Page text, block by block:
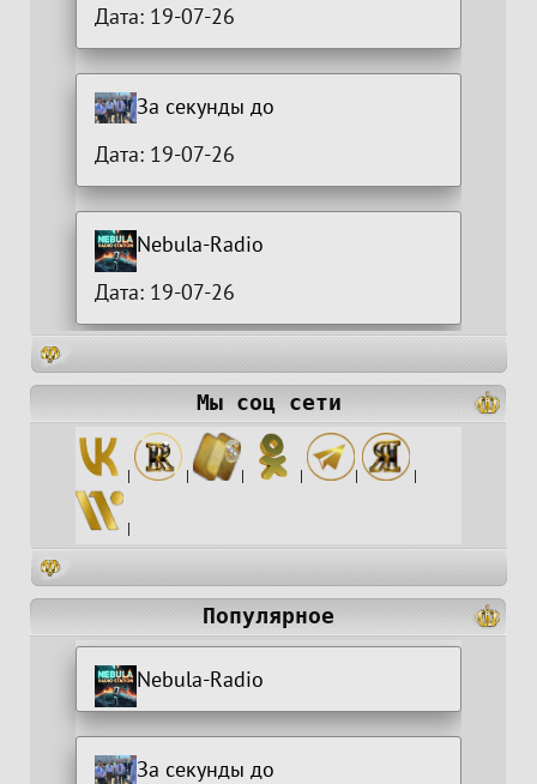
Дата: 19-07-26
За секунды до
Дата: 19-07-26
Nebula-Radio
Дата: 19-07-26
Мы соц сети
| | | | | |
|
Популярное
Nebula-Radio
За секунды до